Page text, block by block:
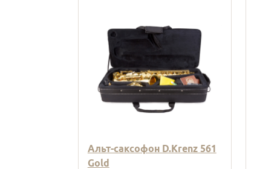
Альт-саксофон D.Krenz 561
Gold